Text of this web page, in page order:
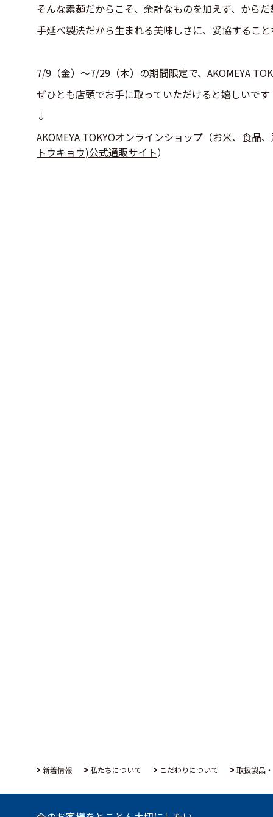
そんな素麺だからこそ、余計なものを加えず、から
手延べ製法だから生まれる美味しさに、妥協するこ
7/9（金）～7/29（木）の期間限定で、AKOMEYA
ぜひとも店頭でお手に取っていただけると嬉しいです
↓
AKOMEYA TOKYOオンラインショップ（お米、食品
トウキョウ)公式通販サイト）
新着情報 私たちについて こだわりについて 取扱製品